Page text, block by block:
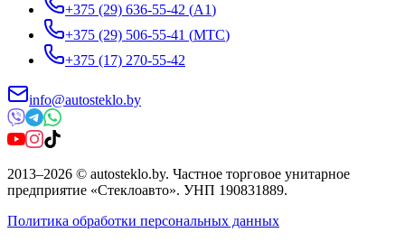
+375 (29) 636-55-42 (A1)
+375 (29) 506-55-41 (МТС)
+375 (17) 270-55-42
info@autosteklo.by
2013–2026 © autosteklo.by. Частное торговое унитарное
предприятие «Стеклоавто». УНП 190831889.
Политика обработки персональных данных